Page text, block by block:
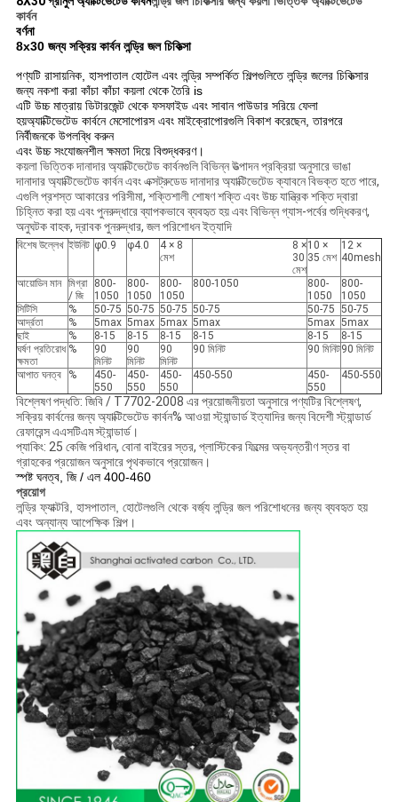
কার্বন
বর্ণনা
8x30জন্য সক্রিয় কার্বনলন্ড্রি জল চিকিত্সা
পণ্যটি রাসায়নিক, হাসপাতাল হোটেল এবং লন্ড্রি সম্পর্কিত শিল্পগুলিতে লন্ড্রি জলের চিকিত্সার
জন্য নকশা করা কাঁচা কাঁচা কয়লা থেকে তৈরি is
এটি উচ্চ মাত্রায় ডিটারজেন্ট থেকে ফসফাইড এবং সাবান পাউডার সরিয়ে ফেলা
হয়অ্যাক্টিভেটেড কার্বনে মেসোপোরস এবং মাইক্রোপোরগুলি বিকাশ করেছেন, তারপরে
নির্বীজনকে উপলব্ধি করুন
এবং উচ্চ সংযোজনশীল ক্ষমতা দিয়ে বিশুদ্ধকরণ।
কয়লা ভিত্তিক দানাদার অ্যাক্টিভেটেড কার্বনগুলি বিভিন্ন উত্পাদন প্রক্রিয়া অনুসারে ভাঙা
দানাদার অ্যাক্টিভেটেড কার্বন এবং এক্সট্রুডেড দানাদার অ্যাক্টিভেটেড ক্যাবনে বিভক্ত হতে পারে,
এগুলি প্রশস্ত আকারের পরিসীমা, শক্তিশালী শোষণ শক্তি এবং উচ্চ যান্ত্রিক শক্তি দ্বারা
চিহ্নিত করা হয় এবং পুনরুদ্ধারে ব্যাপকভাবে ব্যবহৃত হয় এবং বিভিন্ন গ্যাস-পর্বের শুদ্ধিকরণ,
অনুঘটক বাহক, দ্রাবক পুনরুদ্ধার, জল পরিশোধন ইত্যাদি
বিশেষ উল্লেখ ইউনিট φ0.9 φ4.0
4 × 8
মেশ
8 ×
30
মেশ
10 ×
35 মেশ
12 ×
40mesh
আয়োডিন মান মিগ্রা
/ জি
800-
1050
800-
1050
800-
1050
800-1050
800-
1050
800-
1050
সিটিসি
% 50-75 50-75 50-75 50-75 50-75 50-75
আর্দ্রতা
% 5max 5max 5max 5max 5max 5max
ছাই
% 8-15 8-15 8-15 8-15 8-15
8-15
ঘর্ষণ প্রতিরোধ
ক্ষমতা
%
90
মিনিট
90
মিনিট
90
মিনিট
90 মিনিট 90 মিনিট90 মিনিট
আপাত ঘনত্ব %
450-
550
450-
550
450-
550
450-550
450-
550
450-550
বিশ্লেষণ পদ্ধতি: জিবি / T7702-2008 এর প্রয়োজনীয়তা অনুসারে পণ্যটির বিশ্লেষণ,
সক্রিয় কার্বনের জন্য অ্যাক্টিভেটেড কার্বন% আওয়া স্ট্যান্ডার্ড ইত্যাদির জন্য বিদেশী স্ট্যান্ডার্ড
রেফারেন্স এএসটিএম স্ট্যান্ডার্ড।
প্যাকিং: 25 কেজি পরিধান, বোনা বাইরের স্তর, প্লাস্টিকের ফিল্মের অভ্যন্তরীণ স্তর বা
গ্রাহকের প্রয়োজন অনুসারে পৃথকভাবে প্রয়োজন।
স্পষ্ট ঘনত্ব, জি / এল 400-460
প্রয়োগ
লন্ড্রি ফ্যাক্টরি, হাসপাতাল, হোটেলগুলি থেকে বর্জ্য লন্ড্রি জল পরিশোধনের জন্য ব্যবহৃত হয়
এবং অন্যান্য আপেক্ষিক শিল্প।